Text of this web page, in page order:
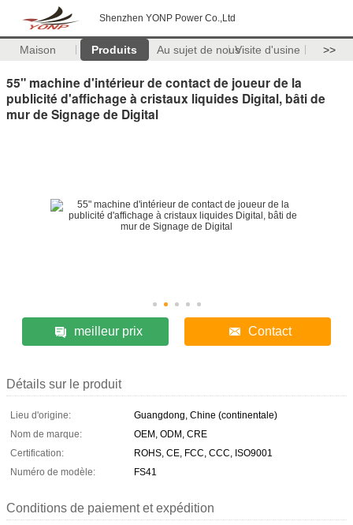
Shenzhen YONP Power Co.,Ltd
Maison Produits Au sujet de nousVisite d'usine >>
55" machine d'intérieur de contact de joueur de la
publicité d'affichage à cristaux liquides Digital, bâti de
mur de Signage de Digital
meilleur prix Contact
Détails sur le produit
Lieu d'origine:
Guangdong, Chine (continentale)
Nom de marque:
OEM, ODM, CRE
Certification:
ROHS, CE, FCC, CCC, ISO9001
Numéro de modèle:
FS41
Conditions de paiement et expédition